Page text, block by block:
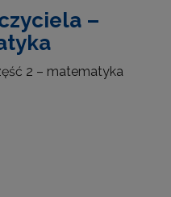
–
2 – matematyka